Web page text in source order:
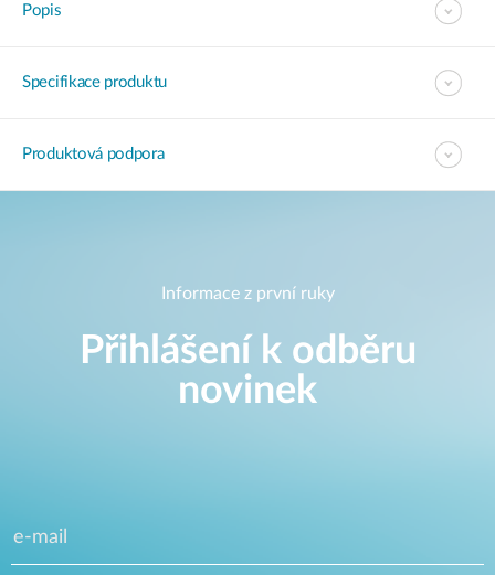
Popis
Specifikace produktu
Produktová podpora
Informace z první ruky
Přihlášení k odběru
novinek